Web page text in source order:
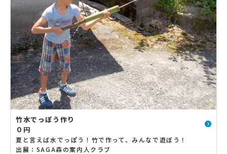
竹水でっぽう作り
０円
夏と言えば水でっぽう！竹で作って、みんなで遊ぼう！
出展：SAGA森の案内人クラブ